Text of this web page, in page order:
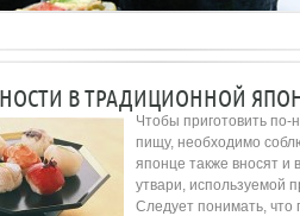
В ТРАДИЦИОННОЙ
Чтобы приготовить
пищу, необходимо
японце также вносят и
утвари, используемой
Следует понимать, что